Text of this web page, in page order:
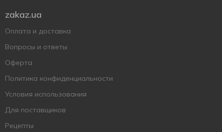
zakaz.ua
Оплата и доставка
Вопросы и ответы
Оферта
Политика конфиденциальности
Условия использования
Для поставщиков
Рецепты